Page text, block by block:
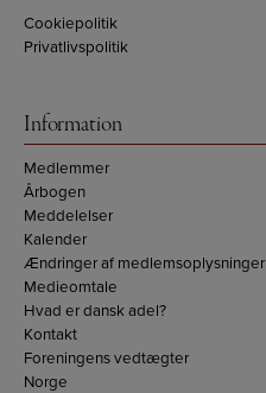
Cookiepolitik
Privatlivspolitik
Information
Medlemmer
Årbogen
Meddelelser
Kalender
Ændringer af medlemsoplysninger
Medieomtale
Hvad er dansk adel?
Kontakt
Foreningens vedtægter
Norge